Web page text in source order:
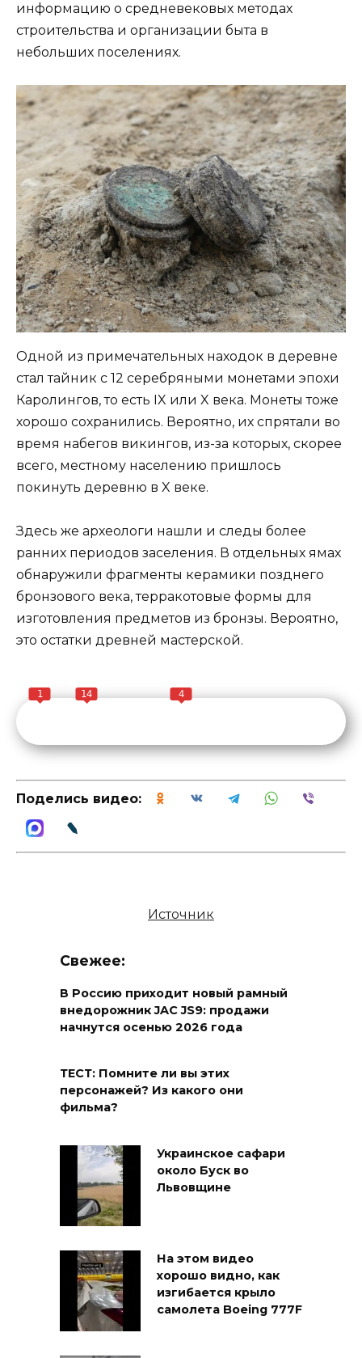
информацию о средневековых методах
строительства и организации быта в
небольших поселениях.
Одной из примечательных находок в деревне
стал тайник с 12 серебряными монетами эпохи
Каролингов, то есть IX или X века. Монеты тоже
хорошо сохранились. Вероятно, их спрятали во
время набегов викингов, из-за которых, скорее
всего, местному населению пришлось
покинуть деревню в X веке.
Здесь же археологи нашли и следы более
ранних периодов заселения. В отдельных ямах
обнаружили фрагменты керамики позднего
бронзового века, терракотовые формы для
изготовления предметов из бронзы. Вероятно,
это остатки древней мастерской.
1 14 4
Поделись видео:
Источник
Свежее:
В Россию приходит новый рамный
внедорожник JAC JS9: продажи
начнутся осенью 2026 года
ТЕСТ: Помните ли вы этих
персонажей? Из какого они
фильма?
Украинское сафари
около Буск во
Львовщине
На этом видео
хорошо видно, как
изгибается крыло
самолета Boeing 777F